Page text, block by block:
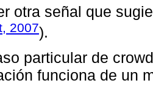
otra señal que
2007).
particular de
funciona de un